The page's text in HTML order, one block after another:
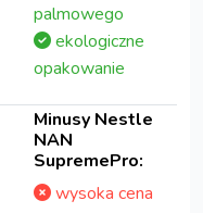
palmowego
ekologiczne
opakowanie
Minusy Nestle
NAN
SupremePro:
wysoka cena